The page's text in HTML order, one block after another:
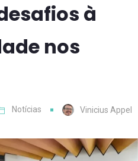
à
nos
Notícias Vinicius Appel